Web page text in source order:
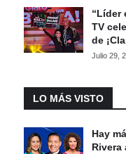
“Líder
TV
de
Julio 29,
LO MÁS VISTO
Hay
Rivera